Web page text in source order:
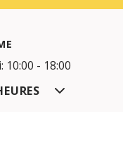
- 18:00